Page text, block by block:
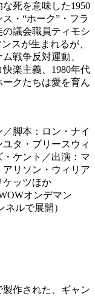
死を意味した1950
・“ホーク”・フラ
議会職員ティモシ
スが生まれるが、
戦争反対運動、
楽主義、1980年代
クたちは愛を育ん
脚本：ロン・ナイ
タ・ブリースウィ
ケント／出演：マ
リソン・ウィリア
ケッツほか
オンデマン
ネルで展開）
作された、ギャン